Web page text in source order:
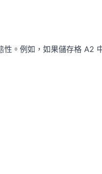
性。例如，如果儲存格 A2